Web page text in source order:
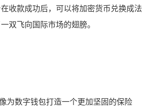
收款成功后，可以将加密货币兑换成法
双飞向国际市场的翅膀。
为数字钱包打造一个更加坚固的保险